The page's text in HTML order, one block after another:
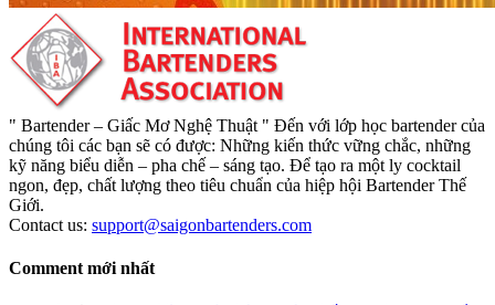
" Bartender – Giấc Mơ Nghệ Thuật " Đến với lớp học bartender của
chúng tôi các bạn sẽ có được: Những kiến thức vững chắc, những
kỹ năng biểu diễn – pha chế – sáng tạo. Để tạo ra một ly cocktail
ngon, đẹp, chất lượng theo tiêu chuẩn của hiệp hội Bartender Thế
Giới.
Contact us: support@saigonbartenders.com
Comment mới nhất